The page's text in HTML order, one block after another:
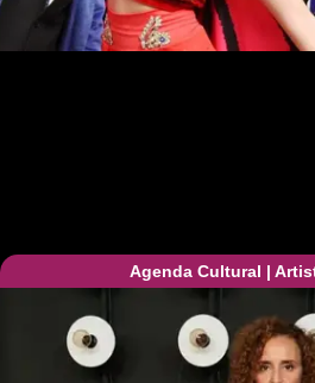
Agenda Cultural |